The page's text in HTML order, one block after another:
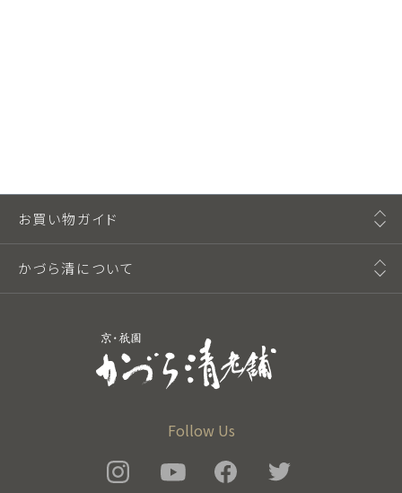
Follow Us
お買い物ガイド
かづら清について